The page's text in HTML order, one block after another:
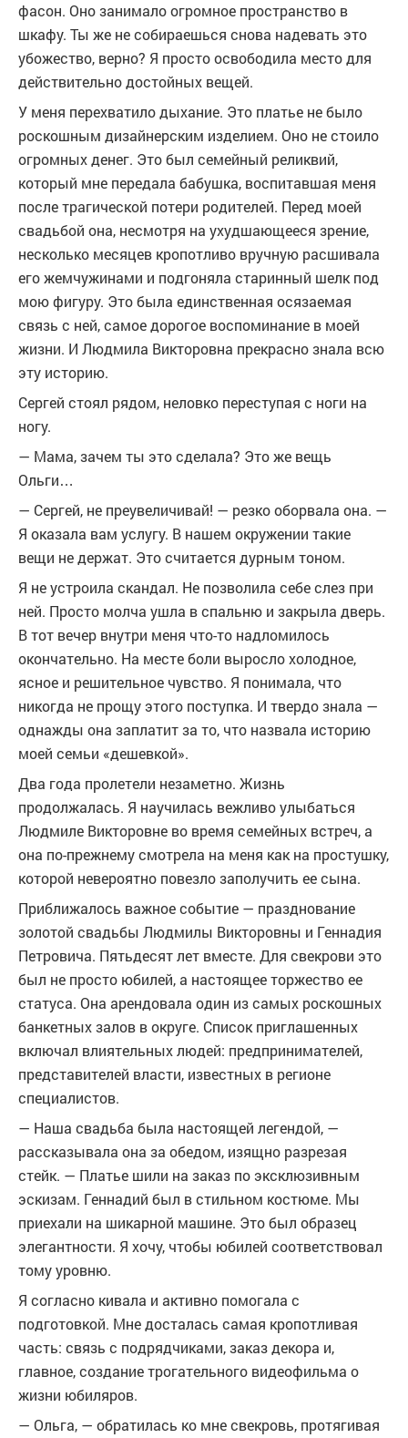
фасон. Оно занимало огромное пространство в
шкафу. Ты же не собираешься снова надевать это
убожество, верно? Я просто освободила место для
действительно достойных вещей.
У меня перехватило дыхание. Это платье не было
роскошным дизайнерским изделием. Оно не стоило
огромных денег. Это был семейный реликвий,
который мне передала бабушка, воспитавшая меня
после трагической потери родителей. Перед моей
свадьбой она, несмотря на ухудшающееся зрение,
несколько месяцев кропотливо вручную расшивала
его жемчужинами и подгоняла старинный шелк под
мою фигуру. Это была единственная осязаемая
связь с ней, самое дорогое воспоминание в моей
жизни. И Людмила Викторовна прекрасно знала всю
эту историю.
Сергей стоял рядом, неловко переступая с ноги на
ногу.
— Мама, зачем ты это сделала? Это же вещь
Ольги…
— Сергей, не преувеличивай! — резко оборвала она. —
Я оказала вам услугу. В нашем окружении такие
вещи не держат. Это считается дурным тоном.
Я не устроила скандал. Не позволила себе слез при
ней. Просто молча ушла в спальню и закрыла дверь.
В тот вечер внутри меня что-то надломилось
окончательно. На месте боли выросло холодное,
ясное и решительное чувство. Я понимала, что
никогда не прощу этого поступка. И твердо знала —
однажды она заплатит за то, что назвала историю
моей семьи «дешевкой».
Два года пролетели незаметно. Жизнь
продолжалась. Я научилась вежливо улыбаться
Людмиле Викторовне во время семейных встреч, а
она по-прежнему смотрела на меня как на простушку,
которой невероятно повезло заполучить ее сына.
Приближалось важное событие — празднование
золотой свадьбы Людмилы Викторовны и Геннадия
Петровича. Пятьдесят лет вместе. Для свекрови это
был не просто юбилей, а настоящее торжество ее
статуса. Она арендовала один из самых роскошных
банкетных залов в округе. Список приглашенных
включал влиятельных людей: предпринимателей,
представителей власти, известных в регионе
специалистов.
— Наша свадьба была настоящей легендой, —
рассказывала она за обедом, изящно разрезая
стейк. — Платье шили на заказ по эксклюзивным
эскизам. Геннадий был в стильном костюме. Мы
приехали на шикарной машине. Это был образец
элегантности. Я хочу, чтобы юбилей соответствовал
тому уровню.
Я согласно кивала и активно помогала с
подготовкой. Мне досталась самая кропотливая
часть: связь с подрядчиками, заказ декора и,
главное, создание трогательного видеофильма о
жизни юбиляров.
— Ольга, — обратилась ко мне свекровь, протягивая